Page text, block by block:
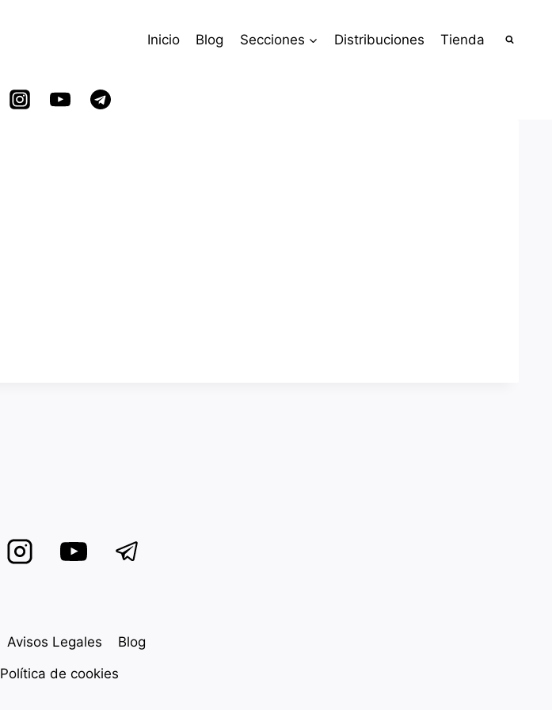
Inicio Blog Secciones Distribuciones Tienda
Avisos Legales Blog
Política de cookies